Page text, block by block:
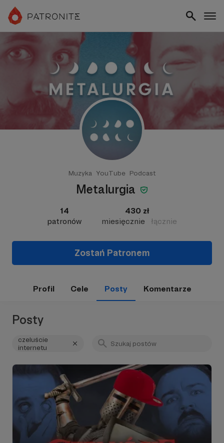
Muzyka YouTube Podcast
Metalurgia
14
patronów
430 zł
miesięcznie
łącznie
Zostań Patronem
Profil Cele Posty Komentarze
Posty
czeluście
internetu